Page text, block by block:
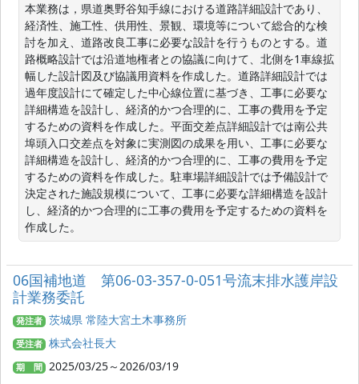
本業務は，県道奥野谷知手線における道路詳細設計であり、
経済性、施工性、供用性、景観、環境等について総合的な検
討を加え、道路改良工事に必要な設計を行うものとする。道
路概略設計では沿道地権者との協議に向けて、北側を1車線拡
幅した設計図及び協議用資料を作成した。道路詳細設計では
過年度設計にて確定した中心線位置に基づき、工事に必要な
詳細構造を設計し、経済的かつ合理的に、工事の費用を予定
するための資料を作成した。平面交差点詳細設計では南公共
埠頭入口交差点を対象に実測図の成果を用い、工事に必要な
詳細構造を設計し、経済的かつ合理的に、工事の費用を予定
するための資料を作成した。駐車場詳細設計では予備設計で
決定された施設規模について、工事に必要な詳細構造を設計
し、経済的かつ合理的に工事の費用を予定するための資料を
作成した。
06国補地道 第06-03-357-0-051号流末排水護岸設
計業務委託
発注者 茨城県 常陸大宮土木事務所
受注者 株式会社長大
期 間 2025/03/25～2026/03/19